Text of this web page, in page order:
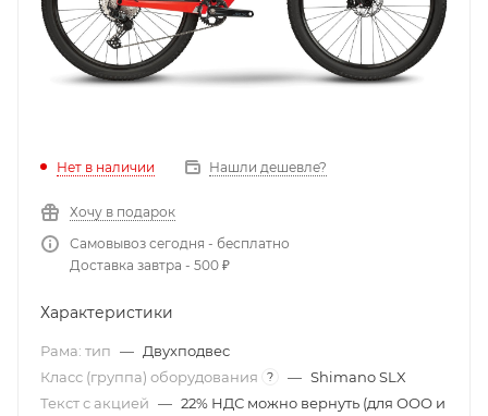
Нет в наличии Нашли дешевле?
Хочу в подарок
Самовывоз сегодня - бесплатно
Доставка завтра - 500 ₽
Характеристики
Рама: тип — Двухподвес
Класс (группа) оборудования
? — Shimano SLX
Текст с акцией — 22% НДС можно вернуть (для ООО и